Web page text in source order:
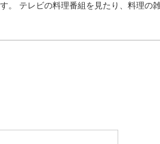
。 テレビの料理番組を見たり、料理の